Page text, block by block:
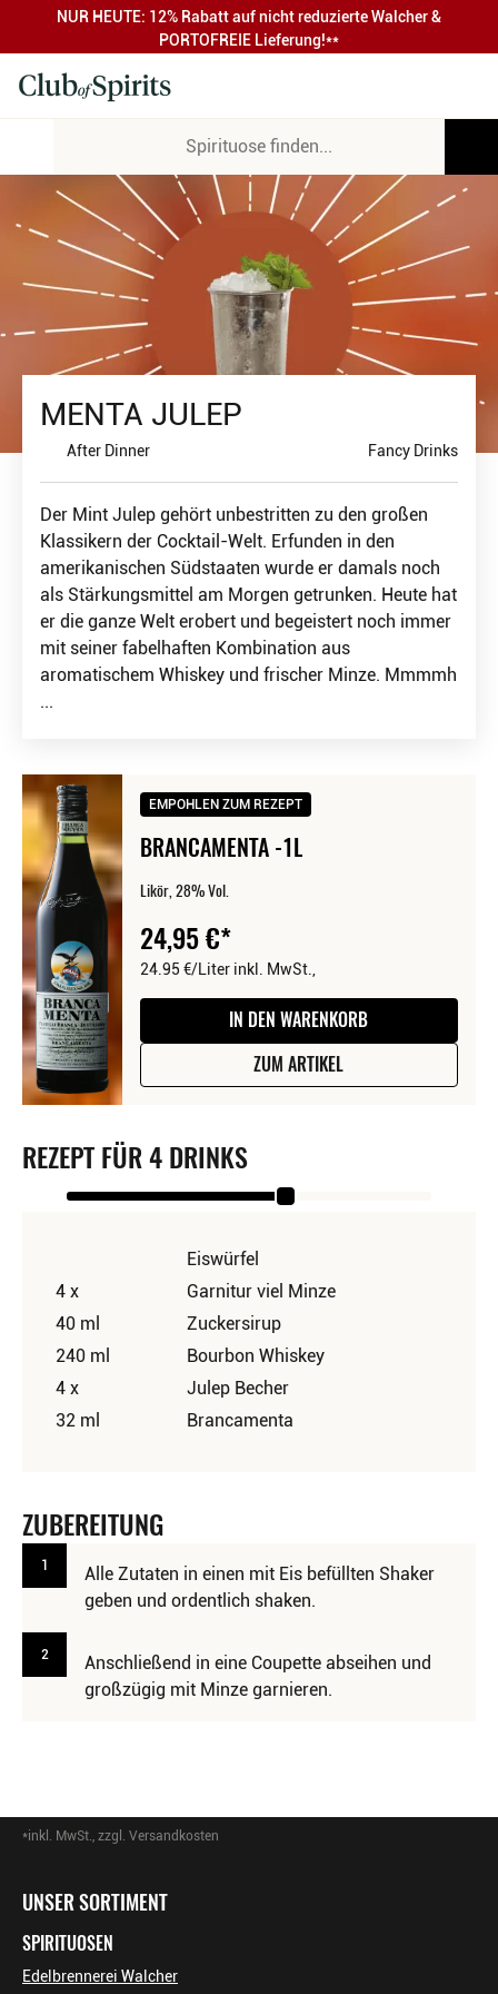
NUR HEUTE: 12% Rabatt auf nicht reduzierte Walcher &
PORTOFREIE Lieferung!**
MENTA JULEP
After Dinner Fancy Drinks
Der Mint Julep gehört unbestritten zu den großen
Klassikern der Cocktail-Welt. Erfunden in den
amerikanischen Südstaaten wurde er damals noch
als Stärkungsmittel am Morgen getrunken. Heute hat
er die ganze Welt erobert und begeistert noch immer
mit seiner fabelhaften Kombination aus
aromatischem Whiskey und frischer Minze. Mmmmh
...
EMPOHLEN ZUM REZEPT
BRANCAMENTA -1L
Likör, 28% Vol.
24,95€
24.95 €/Literinkl. MwSt.,
IN DEN WARENKORB
ZUM ARTIKEL
REZEPT FÜR 4 DRINKS
Eiswürfel
4 x
Garnitur viel Minze
40 ml
Zuckersirup
240 ml
Bourbon Whiskey
4 x
Julep Becher
32 ml
Brancamenta
ZUBEREITUNG
1
Alle Zutaten in einen mit Eis befüllten Shaker
geben und ordentlich shaken.
2
Anschließend in eine Coupette abseihen und
großzügig mit Minze garnieren.
*inkl. MwSt., zzgl. Versandkosten
UNSER SORTIMENT
SPIRITUOSEN
Edelbrennerei Walcher